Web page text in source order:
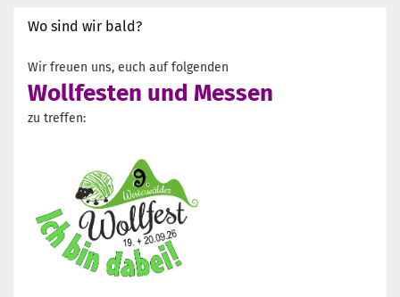
Wo sind wir bald?
Wir freuen uns, euch auf folgenden
Wollfesten und Messen
zu treffen: